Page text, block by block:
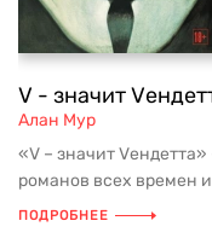
V - значит
Алан Мур
«V – значит
романов всех времен
ПОДРОБНЕЕ